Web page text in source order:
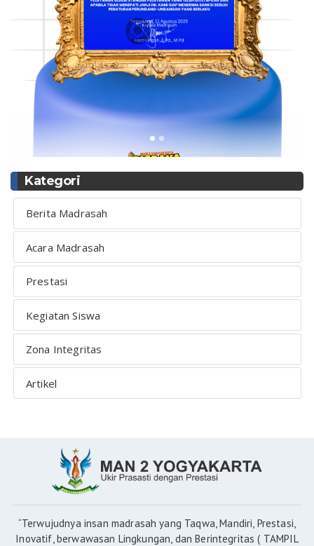
Kategori
Berita Madrasah
Acara Madrasah
Prestasi
Kegiatan Siswa
Zona Integritas
Artikel
“Terwujudnya insan madrasah yang Taqwa, Mandiri, Prestasi,
Inovatif, berwawasan Lingkungan, dan Berintegritas ( TAMPIL